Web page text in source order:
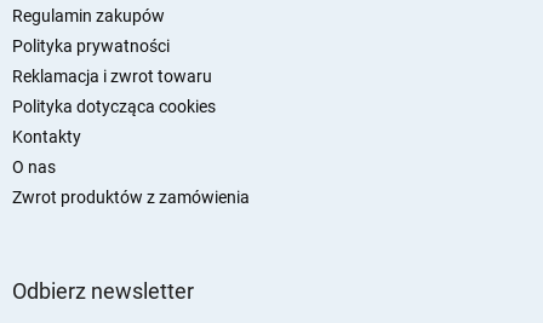
Regulamin zakupów
Polityka prywatności
Reklamacja i zwrot towaru
Polityka dotycząca cookies
Kontakty
O nas
Zwrot produktów z zamówienia
Odbierz newsletter